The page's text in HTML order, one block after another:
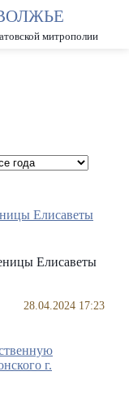
А А
митрополии
Елисаветы
28.04.2024 17:23